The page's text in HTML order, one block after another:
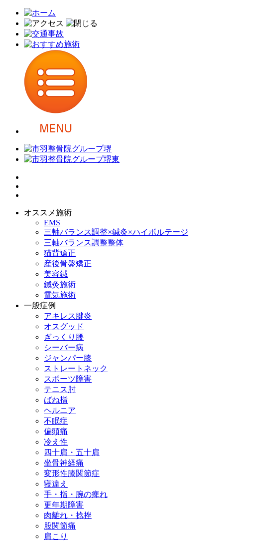
オススメ施術
EMS
三軸バランス調整×鍼灸×ハイボルテージ
三軸バランス調整整体
猫背矯正
産後骨盤矯正
美容鍼
鍼灸施術
電気施術
一般症例
アキレス腱炎
オスグッド
ぎっくり腰
シーバー病
ジャンパー膝
ストレートネック
スポーツ障害
テニス肘
ばね指
ヘルニア
不眠症
偏頭痛
冷え性
四十肩・五十肩
坐骨神経痛
変形性膝関節症
寝違え
手・指・腕の痺れ
更年期障害
肉離れ・捻挫
股関節痛
肩こり